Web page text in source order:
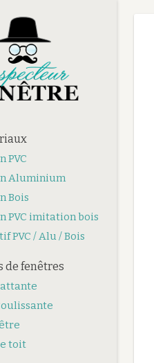
PVC
Aluminium
Bois
PVC imitation bois
PVC / Alu / Bois
de fenêtres
toit